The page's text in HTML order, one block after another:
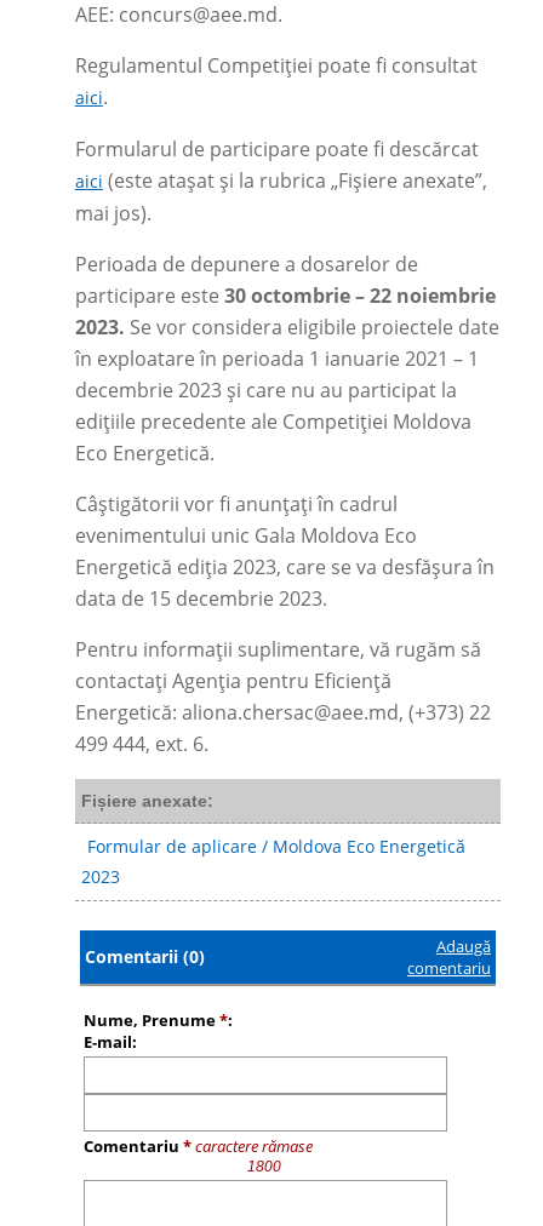
AEE: concurs@aee.md.
Regulamentul Competiției poate fi consultat
aici.
Formularul de participare poate fi descărcat
aici (este atașat și la rubrica „Fișiere anexate”,
mai jos).
Perioada de depunere a dosarelor de
participare este 30 octombrie – 22 noiembrie
2023. Se vor considera eligibile proiectele date
în exploatare în perioada 1 ianuarie 2021 – 1
decembrie 2023 și care nu au participat la
edițiile precedente ale Competiției Moldova
Eco Energetică.
Câștigătorii vor fi anunțați în cadrul
evenimentului unic Gala Moldova Eco
Energetiсă ediția 2023, care se va desfășura în
data de 15 decembrie 2023.
Pentru informații suplimentare, vă rugăm să
contactați Agenția pentru Eficiență
Energetică: aliona.chersac@aee.md, (+373) 22
499 444, ext. 6.
Fișiere anexate:
Formular de aplicare / Moldova Eco Energetică
2023
Comentarii (0)
Adaugă
comentariu
Nume, Prenume*:
E-mail:
Comentariu *caractere rămase